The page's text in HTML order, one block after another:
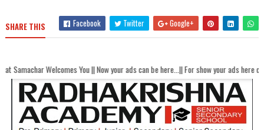
SHARE THIS Facebook Twitter Google+
You || Now your ads can be here...|| For show your ads here contact